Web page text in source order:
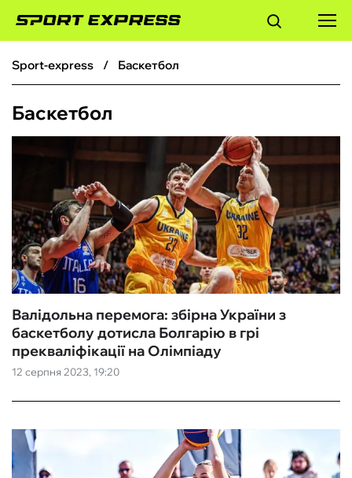
ФУТБОЛ
ХОКЕЙ
ТЕНІС
КІБЕРСПОРТ
ЧС-2026
ФУТЗАЛ
ІНШІ
БУКМЕКЕРИ
sport-express Баскетбол
Баскетбол
12 серпня 2023, 19:20
Валідольна перемога: збірна України з
баскетболу дотисла Болгарію в грі
прекваліфікації на Олімпіаду